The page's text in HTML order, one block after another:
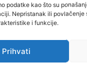
podatke kao što su
Nepristanak ili
i funkcije.
Prihvati
stadiona Šibovi
Dinom
odgovarali i bez
igrača